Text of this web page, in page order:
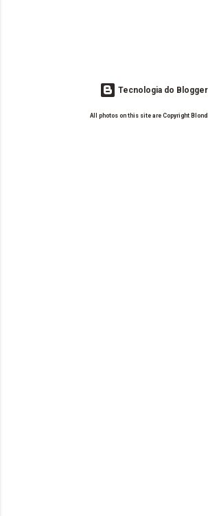
Tecnologia do Blogger
All photos on this site are Copyright Blond